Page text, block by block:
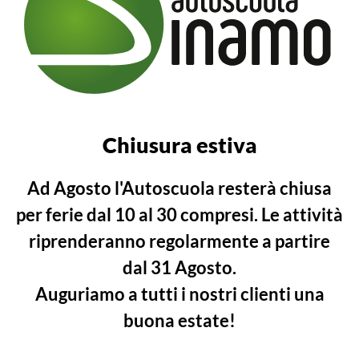
PUNTI
C
C e D
Perso punti sulla patente
professionale? Recuperali!
Chiusura estiva
Ad Agosto l'Autoscuola resterà chiusa
per feriedal 10 al 30 compresi. Le attività
riprenderanno regolarmente a partire
dal 31 Agosto.
Auguriamo a tutti i nostri clienti una
buona estate!